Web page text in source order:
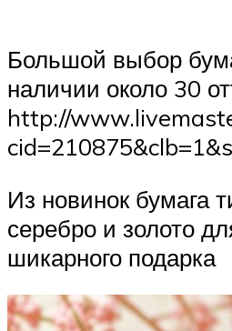
Большой выбор
наличии около 30
http://
Из новинок бумага
серебро и золото
шикарного подарка